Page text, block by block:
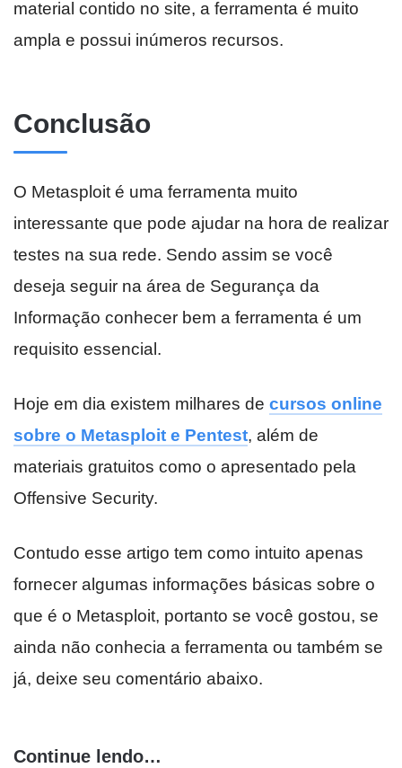
material contido no site, a ferramenta é muito
ampla e possui inúmeros recursos.
Conclusão
O Metasploit é uma ferramenta muito
interessante que pode ajudar na hora de realizar
testes na sua rede. Sendo assim se você
deseja seguir na área de Segurança da
Informação conhecer bem a ferramenta é um
requisito essencial.
Hoje em dia existem milhares de cursos online
sobre o Metasploit e Pentest, além de
materiais gratuitos como o apresentado pela
Offensive Security.
Contudo esse artigo tem como intuito apenas
fornecer algumas informações básicas sobre o
que é o Metasploit, portanto se você gostou, se
ainda não conhecia a ferramenta ou também se
já, deixe seu comentário abaixo.
Continue lendo…